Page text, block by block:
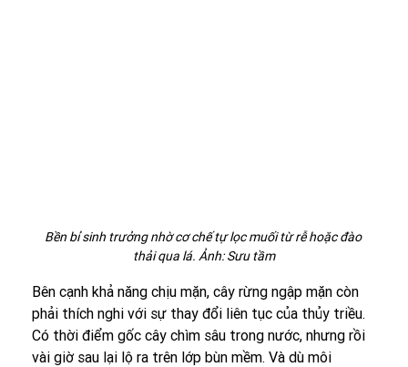
Bền bỉ sinh trưởng nhờ cơ chế tự lọc muối từ rễ hoặc đào
thải qua lá. Ảnh: Sưu tầm
Bên cạnh khả năng chịu mặn, cây rừng ngập mặn còn
phải thích nghi với sự thay đổi liên tục của thủy triều.
Có thời điểm gốc cây chìm sâu trong nước, nhưng rồi
vài giờ sau lại lộ ra trên lớp bùn mềm. Và dù môi